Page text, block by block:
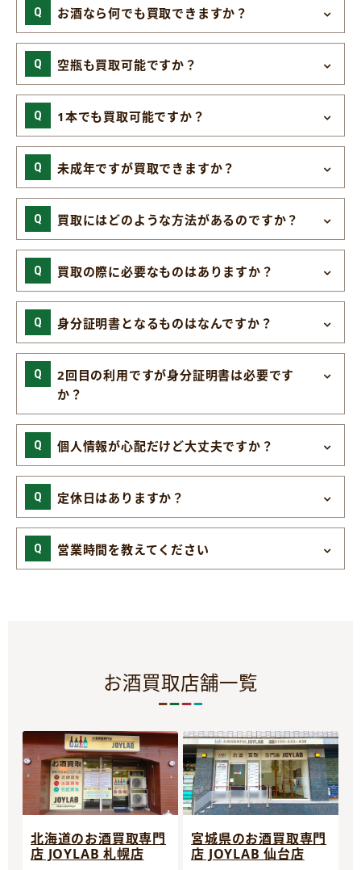
お酒なら何でも買取できますか？
空瓶も買取可能ですか？
1本でも買取可能ですか？
未成年ですが買取できますか？
買取にはどのような方法があるのですか？
買取の際に必要なものはありますか？
身分証明書となるものはなんですか？
2回目の利用ですが身分証明書は必要です
か？
個人情報が心配だけど大丈夫ですか？
定休日はありますか？
営業時間を教えてください
お酒買取店舗一覧
北海道のお酒買取専門
店 JOYLAB 札幌店
宮城県のお酒買取専門
店 JOYLAB 仙台店